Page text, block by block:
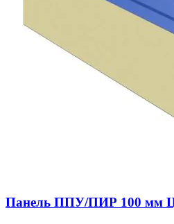
Панель ППУ/ПИР 100 мм